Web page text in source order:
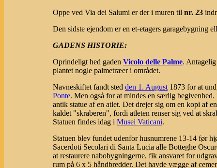
Oppe ved Via dei Salumi er der i muren til nr. 23
Den sidste ejendom er en et-etagers garagebygning
GADENS HISTORIE:
Oprindeligt hed gaden Vicolo delle Palme.
plantet nogle palmetræer i området.
Navneskiftet fandt sted den 1. August 1873 for at
Ponte. Men også for at mindes en særlig begivenhed.
antik statue af en atlet. Det drejer sig om en kopi af
kaldet "skraberen", fordi atleten renser sig ved at
Statuen findes idag i Musei Vaticani.
Statuen blev fundet udenfor husnumrene 13-14 før
Sacerdoti Secolari di Santa Lucia alle Botteghe
at restaurere nabobygningerne, fik ansvaret for
rum på 6 x 5 håndbredder. Det havde vægge af